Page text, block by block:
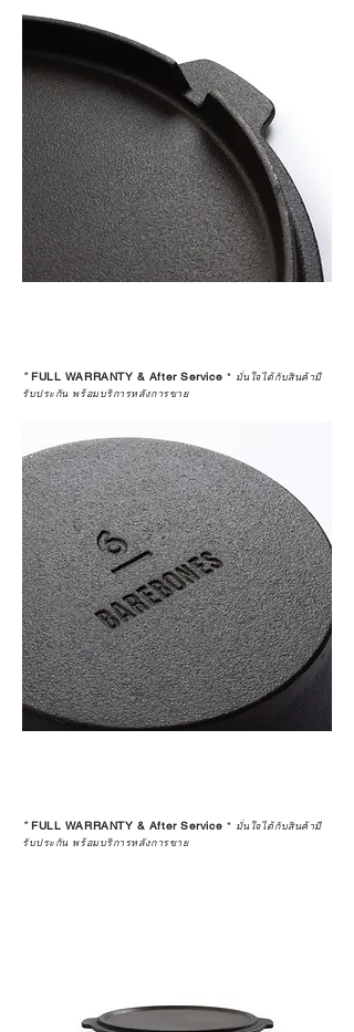
*FULL WARRANTY & After Service * มั่นใจได้กับสินค้ามี
รับประกัน พร้อมบริการหลังการขาย
*FULL WARRANTY & After Service * มั่นใจได้กับสินค้ามี
รับประกัน พร้อมบริการหลังการขาย